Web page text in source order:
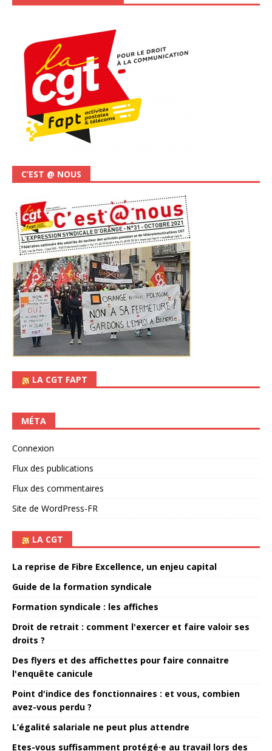
C’EST @ NOUS
LA CGT FAPT
MÉTA
Connexion
Flux des publications
Flux des commentaires
Site de WordPress-FR
LA CGT
La reprise de Fibre Excellence, un enjeu capital
Guide de la formation syndicale
Formation syndicale : les affiches
Droit de retrait : comment l'exercer et faire valoir ses
droits ?
Des flyers et des affichettes pour faire connaitre
l'enquête canicule
Point d'indice des fonctionnaires : et vous, combien
avez-vous perdu ?
L’égalité salariale ne peut plus attendre
Etes-vous suffisamment protégé·e au travail lors des